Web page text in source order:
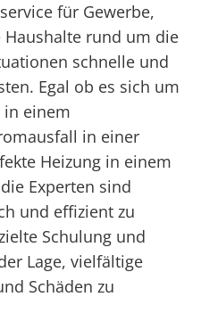
für Gewerbe,
rund um die
schnelle und
Egal ob es sich um
in einem
in einer
Heizung in einem
Experten sind
und effizient zu
Schulung und
Lage, vielfältige
Schäden zu